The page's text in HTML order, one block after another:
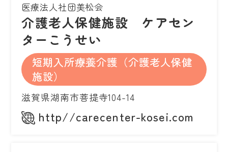
医療法人社団美松会
介護老人保健施設 ケアセン
ターこうせい
短期入所療養介護（介護老人保健
施設）
滋賀県湖南市菩提寺104-14
http//carecenter-kosei.com